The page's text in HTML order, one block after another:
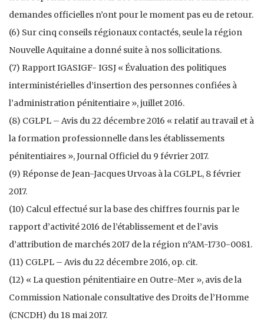
demandes officielles n’ont pour le moment pas eu de retour.
(6) Sur cinq conseils régionaux contactés, seule la région
Nouvelle Aquitaine a donné suite à nos sollicitations.
(7) Rapport IGASIGF- IGSJ « Évaluation des politiques
interministérielles d’insertion des personnes confiées à
l’administration pénitentiaire », juillet 2016.
(8) CGLPL – Avis du 22 décembre 2016 « relatif au travail et à
la formation professionnelle dans les établissements
pénitentiaires », Journal Officiel du 9 février 2017.
(9) Réponse de Jean-Jacques Urvoas à la CGLPL, 8 février
2017.
(10) Calcul effectué sur la base des chiffres fournis par le
rapport d’activité 2016 de l’établissement et de l’avis
d’attribution de marchés 2017 de la région n°AM-1730-0081.
(11) CGLPL – Avis du 22 décembre 2016, op. cit.
(12) « La question pénitentiaire en Outre-Mer », avis de la
Commission Nationale consultative des Droits de l’Homme
(CNCDH) du 18 mai 2017.